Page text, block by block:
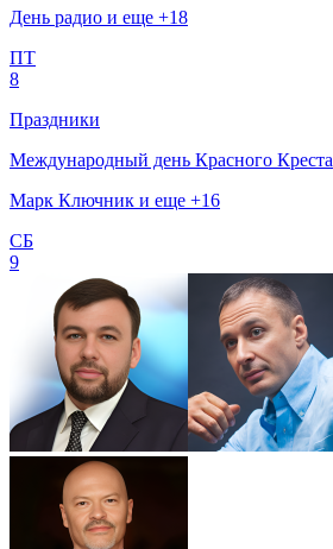
День радио и еще +18
ПТ
8
Праздники
Международный день Красного Креста
Марк Ключник и еще +16
СБ
9